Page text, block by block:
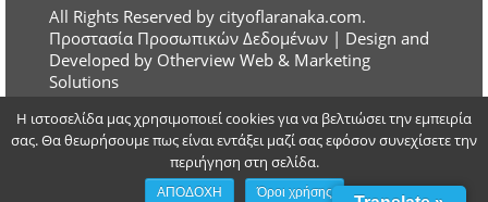
All Rights Reserved by cityoflaranaka.com.
Προστασία Προσωπικών Δεδομένων | Design and
Developed by Otherview Web & Marketing
Solutions
Η ιστοσελίδα μας χρησιμοποιεί cookies για να βελτιώσει την εμπειρία
σας. Θα θεωρήσουμε πως είναι εντάξει μαζί σας εφόσον συνεχίσετε την
περιήγηση στη σελίδα.
ΑΠΟΔΟΧΗ Όροι χρήσης